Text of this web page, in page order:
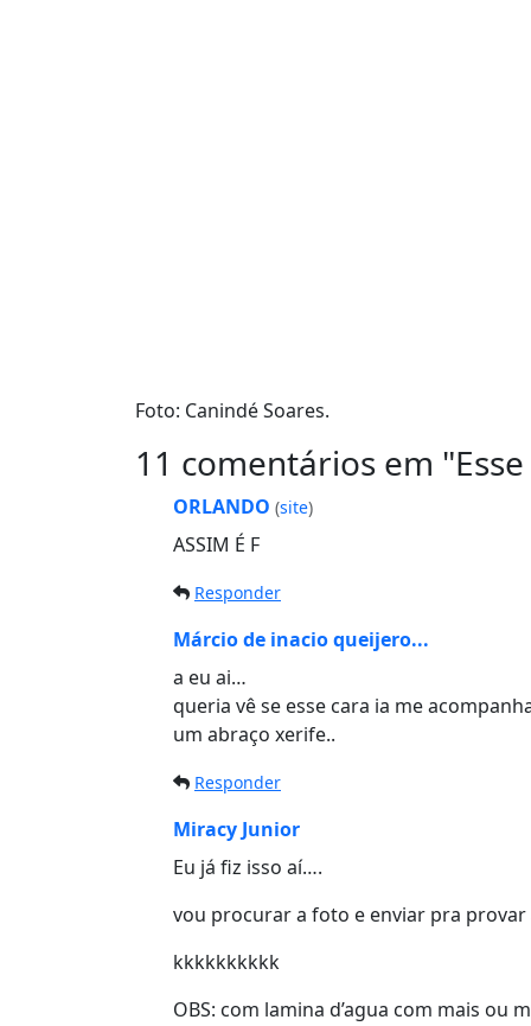
Foto: Canindé Soares.
11 comentários em "
ORLANDO (site)
ASSIM É F
Responder
Márcio de inacio queijero...
a eu ai…
queria vê se esse cara ia me
um abraço xerife..
Responder
Miracy Junior
Eu já fiz isso aí….
vou procurar a foto e enviar pra provar
kkkkkkkkkk
OBS: com lamina d’agua com mais ou